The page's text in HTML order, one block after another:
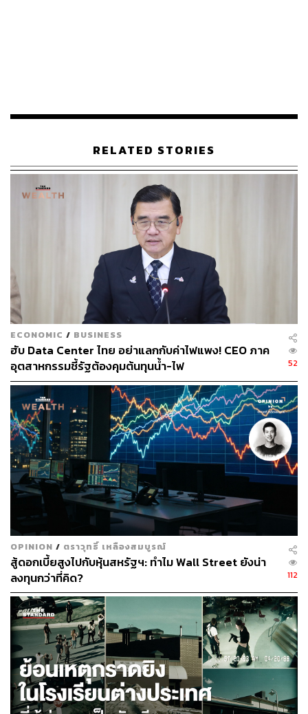
อุตสาหกรรมในอนาคต
3.เชื่อมโยงอุตสาหกรรมที่สำคัญ เพื่อยกระดับ
ประสิทธิภาพการจับคู่แรงงาน
สำนักงานฯ ให้การสนับสนุนการเชื่อมโยงระหว่าง
อุตสาหกรรมแผงวงจรพิมพ์ (PCB) กับนิคมอุตสาหกรรมใน
ประเทศไทย เพื่อเพิ่มโอกาสให้บุคลากรไทยที่มีศักยภาพเข้าสู่
ตลาดแรงงานและได้รับการจ้างงานได้ทันทีหลังสำเร็จการ
ศึกษา
สำหรับในด้านเศรษฐกิจการค้า จากข้อมูลของกระทรวง
เศรษฐกิจไต้หวันและสำนักงานคณะกรรมการส่งเสริมการ
ลงทุน (BOI) ของไทย ระบุว่า ไต้หวันเป็นคู่ค้าอันดับ 4 และ
เป็นแหล่งเงินลงทุนจากต่างประเทศอันดับ 6 ของไทย โดยใน
ปี 2025 มีโครงการลงทุนของไต้หวันในไทยจำนวน 131
โครงการ มูลค่ารวม 27,350 ล้านบาท ซึ่งส่วนใหญ่อยู่ใน
อุตสาหกรรมอิเล็กทรอนิกส์ เทคโนโลยีสารสนเทศและการ
สื่อสาร รวมถึงอุตสาหกรรมแผงวงจรพิมพ์ (PCB)
ด้านการศึกษา ในปี 2025 มีนักศึกษาไทยไปศึกษาต่อที่ไต้หวัน
กว่า 2,000 คน เพิ่มขึ้น 5% จากปี 2024 และมีแนวโน้มเติบโต
อย่างต่อเนื่อง สะท้อนถึงคุณภาพของระบบการศึกษาของ
ไต้หวันและโอกาสด้านการฝึกงาน ซึ่งเป็นปัจจัยสำคัญในการ
เสริมสร้างขีดความสามารถในการแข่งขันของเยาวชนไทย
ปีเตอร์ หลัน ผู้อำนวยการใหญ่ สำนักงานเศรษฐกิจและ
วัฒนธรรมไทเป ประจำประเทศไทย กล่าวว่า ความร่วมมือ
ระหว่างไต้หวัน-ไทยได้พัฒนาจากภาคการผลิตแบบดั้งเดิมไป
สู่ AI และ Smart technology โดยไต้หวันไม่ได้มุ่งเน้นเพียง
การค้าและการลงทุนในประเทศไทย แต่ยังให้ความสำคัญกับ
การ “พัฒนาบุคลากรในประเทศ” ให้กับประเทศไทย ผ่าน
“แพลตฟอร์มบริการบุคลากรด้านเทคโนโลยี ไต้หวัน-ไทย” ซึ่ง
เป็นบริการแบบครบวงจร
RELATED STORIES
ECONOMIC / BUSINESS
ฮับ Data Center ไทย อย่าแลกกับค่าไฟแพง! CEO ภาค
อุตสาหกรรมชี้รัฐต้องคุมต้นทุนน้ำ-ไฟ
52
OPINION / ตราวุทธิ์ เหลืองสมบูรณ์
สู้ดอกเบี้ยสูงไปกับหุ้นสหรัฐฯ: ทำไม Wall Street ยังน่า
ลงทุนกว่าที่คิด?
112